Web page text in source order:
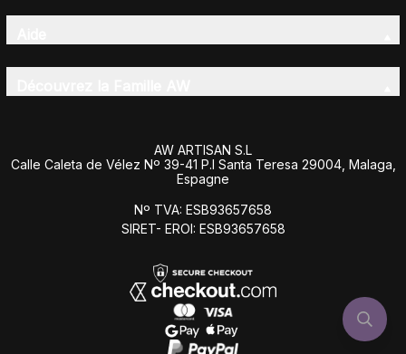
AW ARTISAN S.L
Calle Caleta de Vélez Nº 39-41 P.I Santa Teresa 29004, Malaga,
Espagne
Nº TVA: ESB93657658
SIRET- EROI: ESB93657658